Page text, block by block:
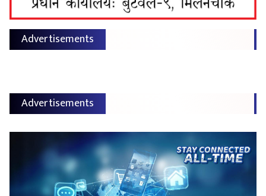
Advertisements
Advertisements